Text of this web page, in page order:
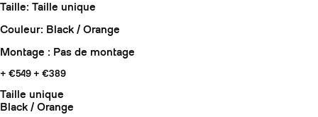
Taille: Taille unique
Couleur: Black / Orange
Montage : Pas de montage
+ €549 + €389
Taille unique
Black / Orange